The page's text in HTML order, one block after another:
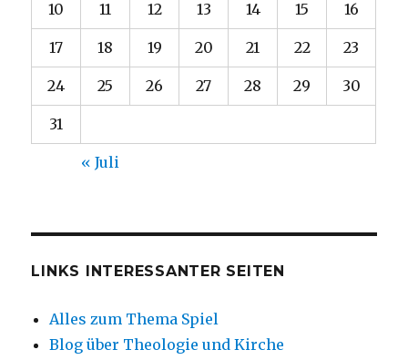
10 11 12 13 14 15 16
17 18 19 20 21 22 23
24 25 26 27 28 29 30
31
« Juli
LINKS INTERESSANTER SEITEN
Alles zum Thema Spiel
Blog über Theologie und Kirche